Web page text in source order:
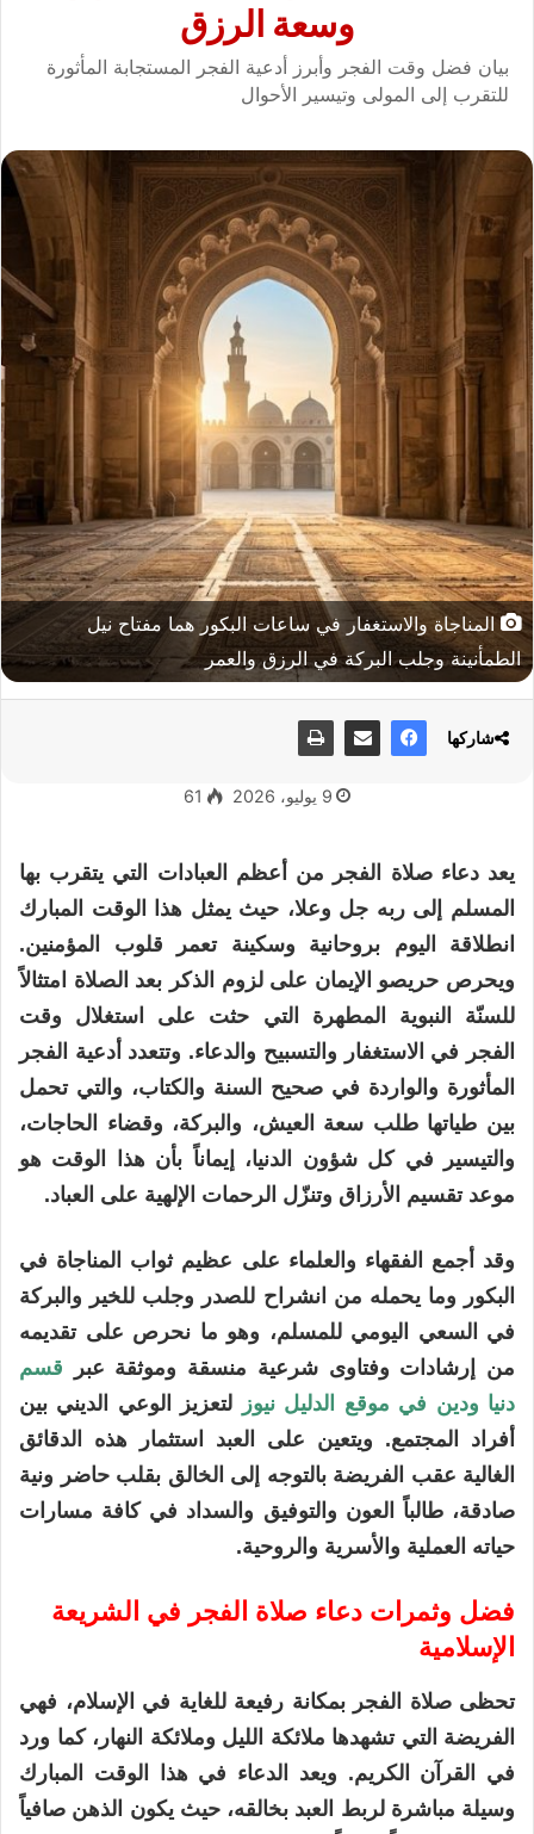
وسعة الرزق
بيان فضل وقت الفجر وأبرز أدعية الفجر المستجابة المأثورة
للتقرب إلى المولى وتيسير الأحوال
المناجاة والاستغفار في ساعات البكور هما مفتاح نيل
الطمأنينة وجلب البركة في الرزق والعمر
9 يوليو، 2026 61
يعددعاء صلاة الفجر
من أعظم العبادات التي يتقرب بها
المسلم إلى ربه جل وعلا، حيث يمثل هذا الوقت المبارك
انطلاقة اليوم بروحانية وسكينة تعمر قلوب المؤمنين.
ويحرص حريصو الإيمان على لزوم الذكر بعد الصلاة امتثالاً
للسنّة النبوية المطهرة التي حثت على استغلال وقت
الفجر في الاستغفار والتسبيح والدعاء. وتتعدد أدعية الفجر
المأثورة والواردة في صحيح السنة والكتاب، والتي تحمل
بين طياتها طلب سعة العيش، والبركة، وقضاء الحاجات،
والتيسير في كل شؤون الدنيا، إيماناً بأن هذا الوقت هو
موعدتقسيم الأرزاق وتنزّل الرحمات الإلهية على العباد.
وقد أجمع الفقهاء والعلماء على عظيم ثواب المناجاة في
البكور وما يحمله من انشراح للصدر وجلب للخير والبركة
في السعي اليومي للمسلم، وهو ما نحرص على تقديمه
من إرشادات وفتاوى شرعية منسقة وموثقة عبر قسم
دنيا ودين في موقع الدليل نيوز
لتعزيز الوعي الديني بين
أفراد المجتمع. ويتعين على العبد استثمار هذه الدقائق
الغالية عقب الفريضة بالتوجه إلى الخالق بقلب حاضر ونية
صادقة، طالباً العون والتوفيق والسداد في كافة مسارات
حياته العملية والأسرية والروحية.
فضل وثمرات دعاء صلاة الفجر في الشريعة
الإسلامية
تحظى صلاة الفجر بمكانة رفيعة للغاية في الإسلام، فهي
الفريضة التي تشهدها ملائكة الليل وملائكة النهار، كما ورد
في القرآن الكريم. ويعد الدعاء في هذا الوقت المبارك
وسيلة مباشرة لربط العبد بخالقه، حيث يكون الذهن صافياً
شاركها